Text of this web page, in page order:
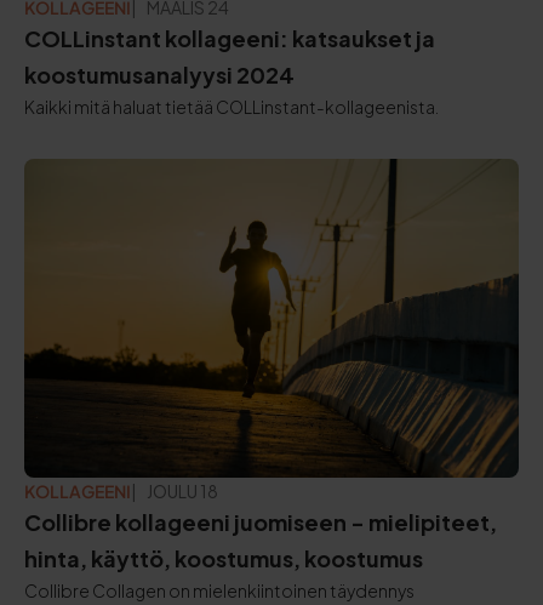
KOLLAGEENI PÄIVITETTY:
MAALIS 24
COLLinstant kollageeni: katsaukset ja
koostumusanalyysi 2024
Kaikki mitä haluat tietää COLLinstant-kollageenista.
KOLLAGEENI PÄIVITETTY:
JOULU 18
Collibre kollageeni juomiseen - mielipiteet,
hinta, käyttö, koostumus, koostumus
Collibre Collagen on mielenkiintoinen täydennys